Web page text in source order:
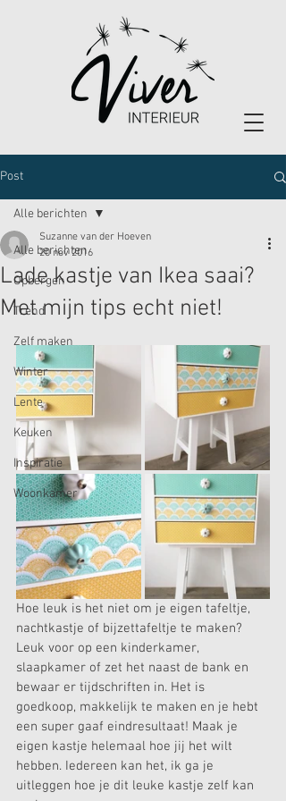
Post
Alle berichten
Opbergen
Trend
Zelf maken
Winter
Lente
Keuken
Inspiratie
Woonkamer
Alle berichten
Lade kastje van Ikea saai?
Met mijn tips echt niet!
Suzanne van der Hoeven
20 nov 2016
Hoe leuk is het niet om je eigen tafeltje,
nachtkastje of bijzettafeltje te maken?
Leuk voor op een kinderkamer,
slaapkamer of zet het naast de bank en
bewaar er tijdschriften in. Het is
goedkoop, makkelijk te maken en je hebt
een super gaaf eindresultaat! Maak je
eigen kastje helemaal hoe jij het wilt
hebben. Iedereen kan het, ik ga je
uitleggen hoe je dit leuke kastje zelf kan